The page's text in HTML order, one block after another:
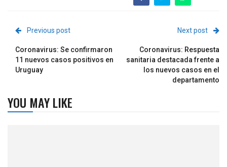
Previous post
Coronavirus: Se confirmaron
11 nuevos casos positivos en
Uruguay
Next post
Coronavirus: Respuesta
sanitaria destacada frente a
los nuevos casos en el
departamento
YOU MAY LIKE